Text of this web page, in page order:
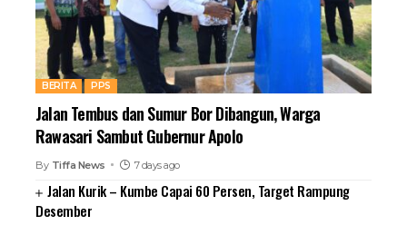
BERITA PPS
Jalan Tembus dan Sumur Bor Dibangun, Warga
Rawasari Sambut Gubernur Apolo
By Tiffa News 7 days ago
Jalan Kurik – Kumbe Capai 60 Persen, Target Rampung
Desember